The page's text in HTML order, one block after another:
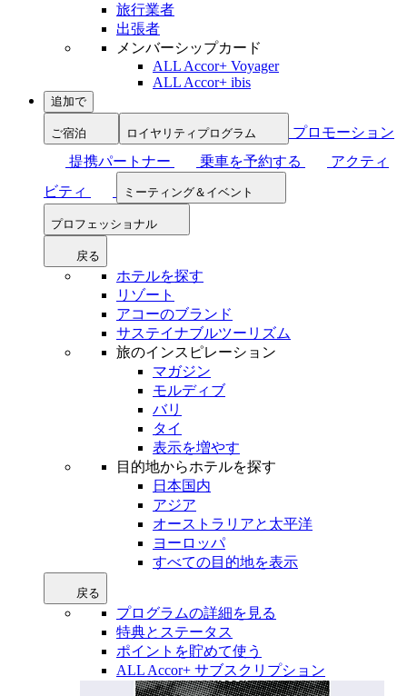
旅行業者
出張者
メンバーシップカード
ALL Accor+ Voyager
ALL Accor+ ibis
追加で
ご宿泊 ロイヤリティプログラム
プロモーション
提携パートナー
乗車を予約する
アクティ
ビティ
ミーティング＆イベント
プロフェッショナル
戻る
ホテルを探す
リゾート
アコーのブランド
サステイナブルツーリズム
旅のインスピレーション
マガジン
モルディブ
バリ
タイ
表示を増やす
目的地からホテルを探す
日本国内
アジア
オーストラリアと太平洋
ヨーロッパ
すべての目的地を表示
戻る
プログラムの詳細を見る
特典とステータス
ポイントを貯めて使う
ALL Accor+ サブスクリプション